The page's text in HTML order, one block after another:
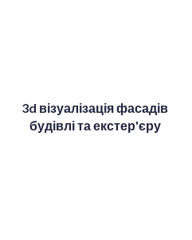
3d візуалізація фасадів
будівлі та екстер'єру